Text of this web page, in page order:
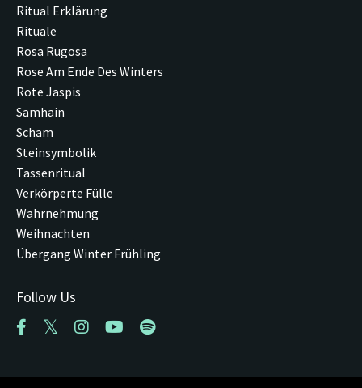
Ritual Erklärung
Rituale
Rosa Rugosa
Rose Am Ende Des Winters
Rote Jaspis
Samhain
Scham
Steinsymbolik
Tassenritual
Verkörperte Fülle
Wahrnehmung
Weihnachten
Übergang Winter Frühling
Follow Us